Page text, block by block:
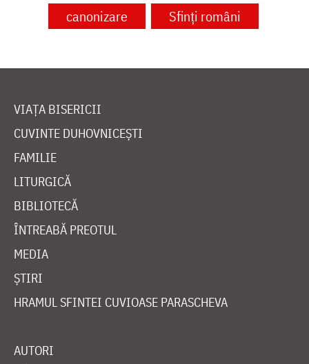
canonizare
Sfinți români
VIAȚA BISERICII
CUVINTE DUHOVNICEȘTI
FAMILIE
LITURGICĂ
BIBLIOTECĂ
ÎNTREABĂ PREOTUL
MEDIA
ȘTIRI
HRAMUL SFINTEI CUVIOASE PARASCHEVA
AUTORI